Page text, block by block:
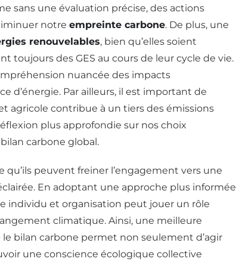
sans une évaluation précise, des actions
notre empreinte carbone. De plus, une
renouvelables, bien qu’elles soient
toujours des GES au cours de leur cycle de vie.
nuancée des impacts
d’énergie. Par ailleurs, il est important de
agricole contribue à un tiers des émissions
plus approfondie sur nos choix
carbone global.
qu’ils peuvent freiner l’engagement vers une
En adoptant une approche plus informée
individu et organisation peut jouer un rôle
climatique. Ainsi, une meilleure
bilan carbone permet non seulement d’agir
une conscience écologique collective